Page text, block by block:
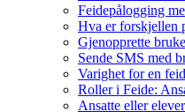
Feidepålogging
Hva er forskjellen
Gjenopprette
Sende SMS med
Varighet for en
Roller i Feide:
Ansatte eller